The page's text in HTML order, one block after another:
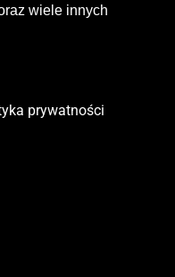
wiele innych
prywatności